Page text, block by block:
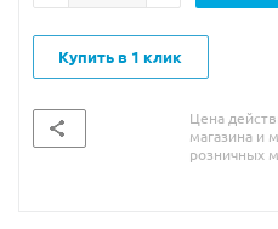
Купить в 1 клик
Цена
магазина и
розничных